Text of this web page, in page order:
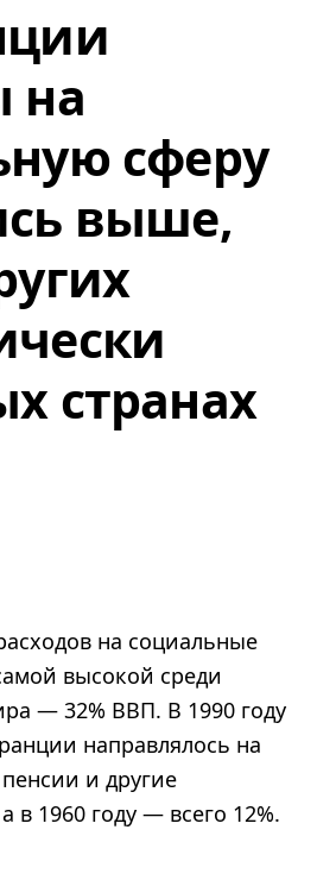
на
сферу
выше,
странах
на социальные
высокой среди
— 32% ВВП. В 1990 году
направлялось на
и другие
в 1960 году — всего 12%.